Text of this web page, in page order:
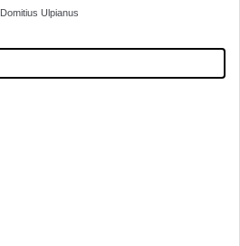
Domitius Ulpianus